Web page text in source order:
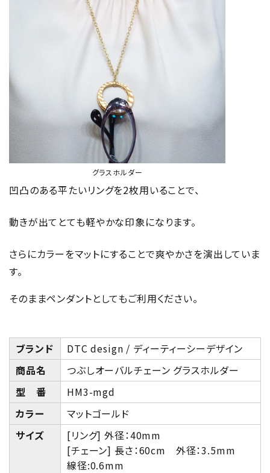
グラスホルダー
凹凸のある平たいリングを2枚用いることで、
動きが出てとても軽やかな印象になります。
さらにカラーをマットにすることで爽やかさを演出していま
す。
そのままペンダントとしてもご利用ください。
ブランド
DTC design / ディーティーシーデザイン
商品名
つぶしオーバルチェーン グラスホルダー
型 番
HM3-mgd
カラー
マットゴールド
サイズ
[リング] 外径：40mm
[チェーン] 長さ：60cm 外径：3.5mm
線径:0.6mm